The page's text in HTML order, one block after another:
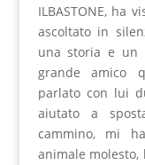
ILBASTONE, ha
ascoltato in
una storia e un
grande amico
parlato con lui
aiutato a
cammino, mi
animale molesto,